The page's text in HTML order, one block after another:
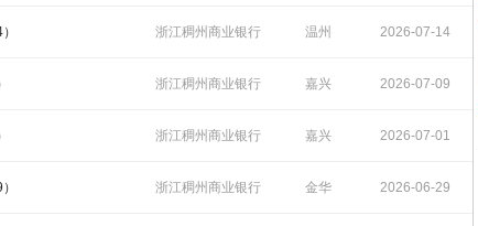
招聘 15:43:38
浙江稠州商业银行
招聘
温州 2026-07-14
15:57:20
浙江稠州商业银行
招聘
嘉兴 2026-07-09
14:53:31
浙江稠州商业银行
招聘
嘉兴 2026-07-01
15:28:23
浙江稠州商业银行 金华 2026-06-29